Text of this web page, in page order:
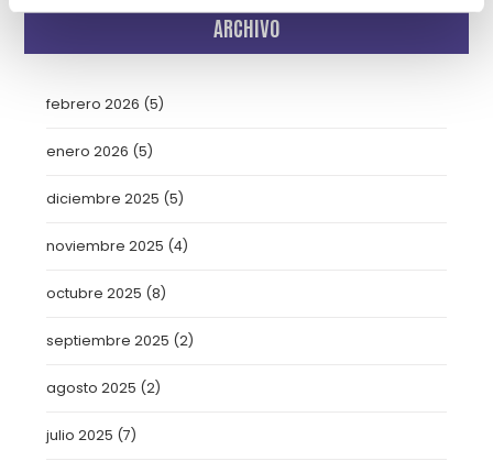
ARCHIVO
febrero 2026 (5)
enero 2026 (5)
diciembre 2025 (5)
noviembre 2025 (4)
octubre 2025 (8)
septiembre 2025 (2)
agosto 2025 (2)
julio 2025 (7)